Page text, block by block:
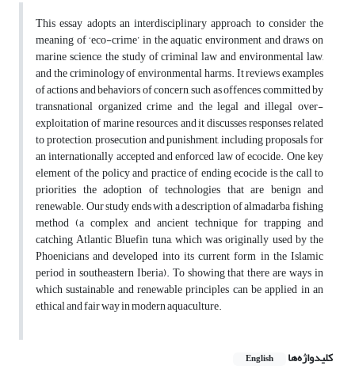
This essay adopts an interdisciplinary approach to consider the
meaning of ‘eco-crime’ in the aquatic environment and draws on
marine science, the study of criminal law and environmental law,
and the criminology of environmental harms. It reviews examples
of actions and behaviors of concern, such as offences committed by
transnational organized crime and the legal and illegal over-
exploitation of marine resources, and it discusses responses related
to protection, prosecution and punishment, including proposals for
an internationally accepted and enforced law of ecocide. One key
element of the policy and practice of ending ecocide is the call to
priorities the adoption of technologies that are benign and
renewable. Our study ends with a description of almadarba fishing
method (a complex and ancient technique for trapping and
catching Atlantic Bluefin tuna, which was originally used by the
Phoenicians and developed into its current form in the Islamic
period in southeastern Iberia). To showing that there are ways in
which sustainable and renewable principles can be applied in an
ethical and fair way in modern aquaculture.
کلیدواژه‌ها English